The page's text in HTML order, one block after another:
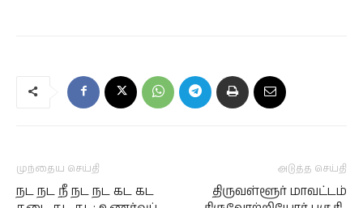
முந்தைய செய்தி
நட நட நீ நட நட கட கட
அடுத்த செய்தி
திருவள்ளூர் மாவட்டம்